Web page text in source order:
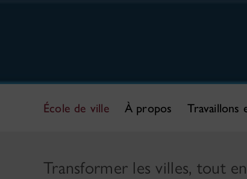
École de ville À propos Travaillons
Transformer les villes, tout